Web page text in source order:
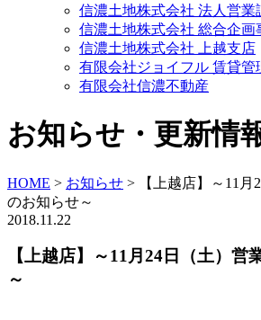
信濃土地株式会社 法人営業
信濃土地株式会社 総合企画
信濃土地株式会社 上越支店
有限会社ジョイフル 賃貸管
有限会社信濃不動産
お知らせ・更新情
HOME > お知らせ >
【上越店】～11
のお知らせ～
2018.11.22
【上越店】～11月24日（土）営
～